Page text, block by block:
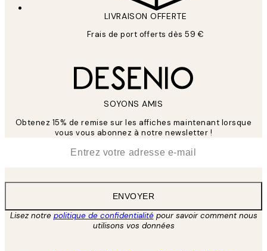
LIVRAISON OFFERTE
Frais de port offerts dès 59 €
SOYONS AMIS
Obtenez 15% de remise sur les affiches maintenant lorsque
vous vous abonnez à notre newsletter !
ENVOYER
Lisez notre politique de confidentialitépour savoir comment nous
utilisons vos données